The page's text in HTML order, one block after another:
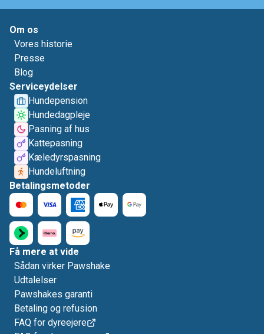
Om os
Vores historie
Presse
Blog
Serviceydelser
Hundepension
Hundedagpleje
Pasning af hus
Kattepasning
Kæledyrspasning
Hundeluftning
Betalingsmetoder
Få mere at vide
Sådan virker Pawshake
Udtalelser
Pawshakes garanti
Betaling og refusion
FAQ for dyreejere